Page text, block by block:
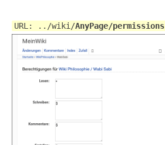
URL: ../wiki/AnyPage/permissions